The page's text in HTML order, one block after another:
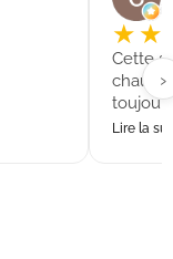
Cette
Lire la
›